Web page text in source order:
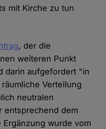
mit Kirche zu tun
, der die
weiteren Punkt
darin aufgefordert "in
Verteilung
neutralen
entsprechend dem
wurde vom